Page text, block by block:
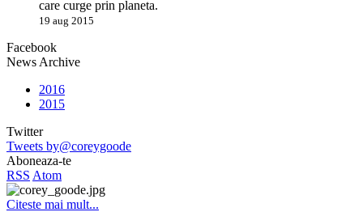
care curge prin planeta.
19 aug 2015
Facebook
News Archive
2016
2015
Twitter
Tweets by@coreygoode
Aboneaza-te
RSS Atom
Citeste mai mult...